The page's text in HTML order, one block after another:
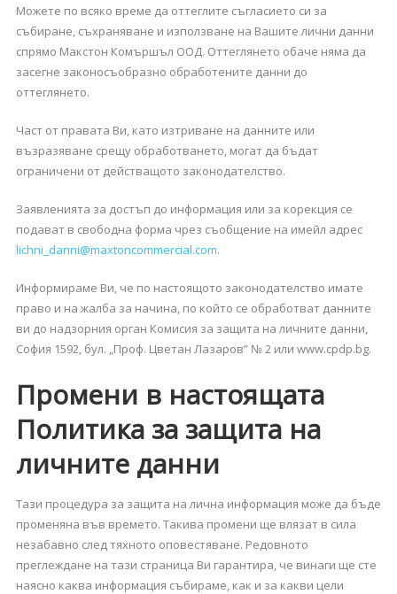
Можете по всяко време да оттеглите съгласието си за
събиране, съхраняване и използване на Вашите лични данни
спрямо Макстон Комършъл ООД. Оттеглянето обаче няма да
засегне законосъобразно обработените данни до
оттеглянето.
Част от правата Ви, като изтриване на данните или
възразяване срещу обработването, могат да бъдат
ограничени от действащото законодателство.
Заявленията за достъп до информация или за корекция се
подават в свободна форма чрез съобщение на имейл адрес
lichni_danni@maxtoncommercial.com.
Информираме Ви, че по настоящото законодателство имате
право и на жалба за начина, по който се обработват данните
ви до надзорния орган Комисия за защита на личните данни,
София 1592, бул. „Проф. Цветан Лазаров” № 2 или www.cpdp.bg.
Промени в настоящата
Политика за защита на
личните данни
Тази процедура за защита на лична информация може да бъде
променяна във времето. Такива промени ще влязат в сила
незабавно след тяхното оповестяване. Редовното
преглеждане на тази страница Ви гарантира, че винаги ще сте
наясно каква информация събираме, как и за какви цели